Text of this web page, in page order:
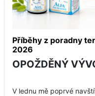
Příběhy z poradny
2026
OPOŽDĚNÝ
V lednu mě poprvé